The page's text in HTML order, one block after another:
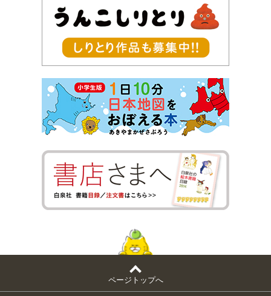
ページトップへ